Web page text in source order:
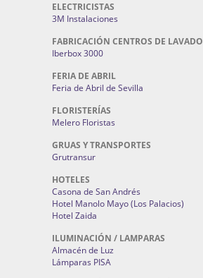
ELECTRICISTAS
3M Instalaciones
FABRICACIÓN CENTROS DE LAVADO
Iberbox 3000
FERIA DE ABRIL
Feria de Abril de Sevilla
FLORISTERÍAS
Melero Floristas
GRUAS Y TRANSPORTES
Grutransur
HOTELES
Casona de San Andrés
Hotel Manolo Mayo (Los Palacios)
Hotel Zaida
ILUMINACIÓN / LAMPARAS
Almacén de Luz
Lámparas PISA